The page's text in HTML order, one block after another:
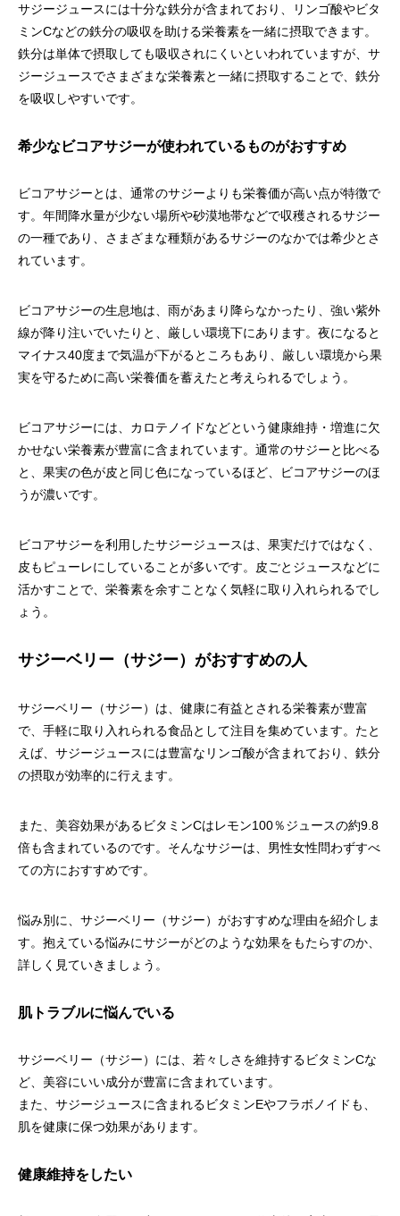
サジージュースには十分な鉄分が含まれており、リンゴ酸やビタ
ミンCなどの鉄分の吸収を助ける栄養素を一緒に摂取できます。
鉄分は単体で摂取しても吸収されにくいといわれていますが、サ
ジージュースでさまざまな栄養素と一緒に摂取することで、鉄分
を吸収しやすいです。
希少なビコアサジーが使われているものがおすすめ
ビコアサジーとは、通常のサジーよりも栄養価が高い点が特徴で
す。年間降水量が少ない場所や砂漠地帯などで収穫されるサジー
の一種であり、さまざまな種類があるサジーのなかでは希少とさ
れています。
ビコアサジーの生息地は、雨があまり降らなかったり、強い紫外
線が降り注いでいたりと、厳しい環境下にあります。夜になると
マイナス40度まで気温が下がるところもあり、厳しい環境から果
実を守るために高い栄養価を蓄えたと考えられるでしょう。
ビコアサジーには、カロテノイドなどという健康維持・増進に欠
かせない栄養素が豊富に含まれています。通常のサジーと比べる
と、果実の色が皮と同じ色になっているほど、ビコアサジーのほ
うが濃いです。
ビコアサジーを利用したサジージュースは、果実だけではなく、
皮もピューレにしていることが多いです。皮ごとジュースなどに
活かすことで、栄養素を余すことなく気軽に取り入れられるでし
ょう。
サジーベリー（サジー）がおすすめの人
サジーベリー（サジー）は、健康に有益とされる栄養素が豊富
で、手軽に取り入れられる食品として注目を集めています。たと
えば、サジージュースには豊富なリンゴ酸が含まれており、鉄分
の摂取が効率的に行えます。
また、美容効果があるビタミンCはレモン100％ジュースの約9.8
倍も含まれているのです。そんなサジーは、男性女性問わずすべ
ての方におすすめです。
悩み別に、サジーベリー（サジー）がおすすめな理由を紹介しま
す。抱えている悩みにサジーがどのような効果をもたらすのか、
詳しく見ていきましょう。
肌トラブルに悩んでいる
サジーベリー（サジー）には、若々しさを維持するビタミンCな
ど、美容にいい成分が豊富に含まれています。
また、サジージュースに含まれるビタミンEやフラボノイドも、
肌を健康に保つ効果があります。
健康維持をしたい